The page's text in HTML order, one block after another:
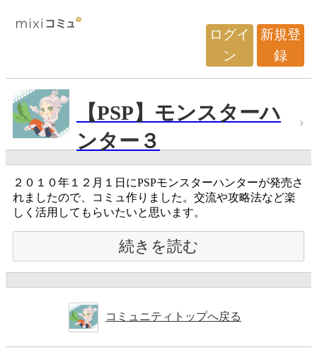
ログイ
ン
新規登
録
【PSP】モンスターハ
ンター３
２０１０年１２月１日にPSPモンスターハンターが発売さ
れましたので、コミュ作りました。交流や攻略法など楽
しく活用してもらいたいと思います。
続きを読む
コミュニティトップへ戻る